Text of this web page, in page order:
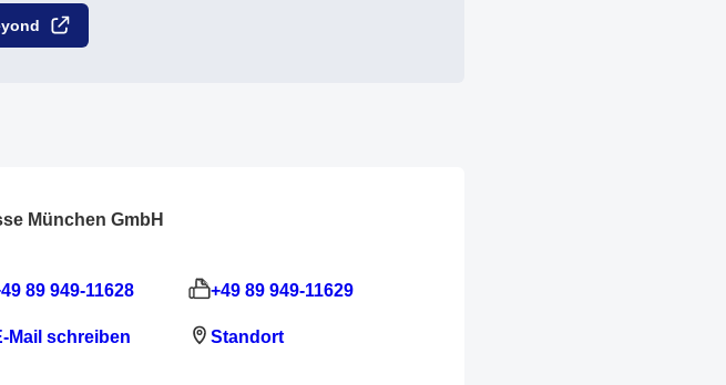
München GmbH
89 949-11628 +49 89 949-11629
Mail schreiben Standort